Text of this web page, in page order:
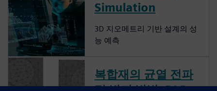
Simulation
3D 지오메트리 기반 설계의 성
능 예측
복합재의 균열 전파